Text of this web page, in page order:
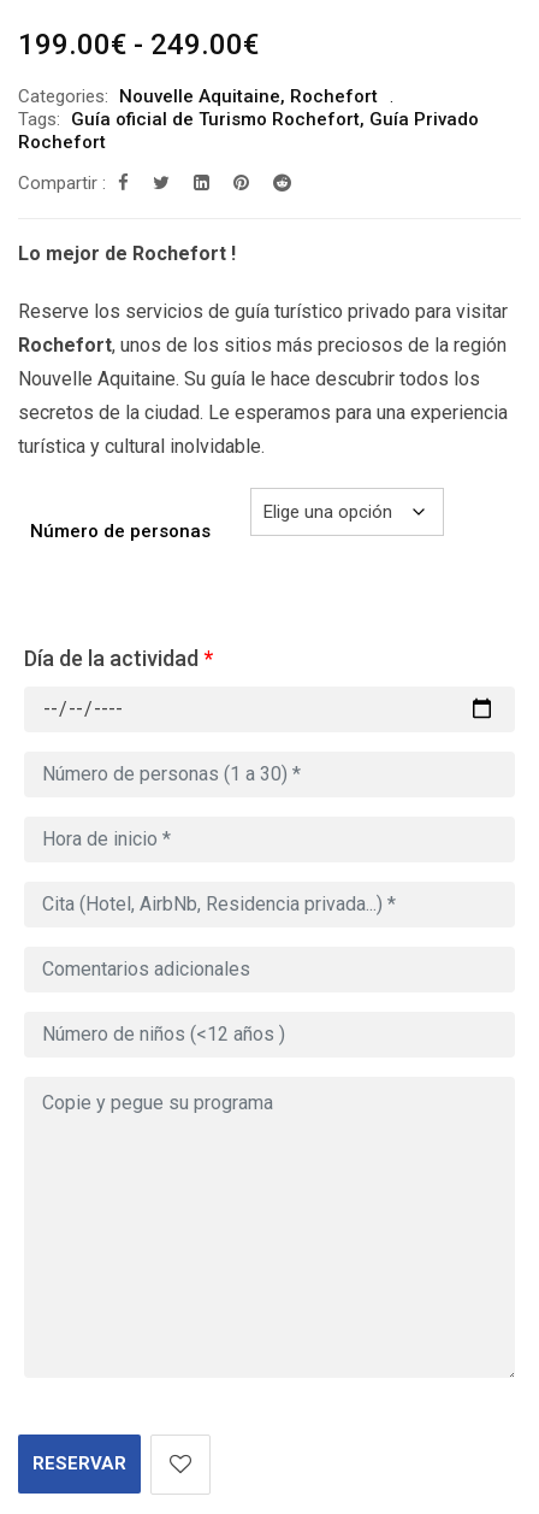
199.00€ - 249.00€Rango
precios:
199.00€
Categories: Nouvelle Aquitaine, Rochefort
Tags:
Guía oficial de Turismo Rochefort, Guía Privado
Rochefort
Compartir :
Lo mejor de Rochefort !
Reserve los servicios de guía turístico privado para visitar
Rochefort, unos de los sitios más preciosos de la región
Nouvelle Aquitaine. Su guía le hace descubrir todos los
secretos de la ciudad. Le esperamos para una experiencia
turística y cultural inolvidable.
Número de personas
Día de la actividad*
RESERVAR